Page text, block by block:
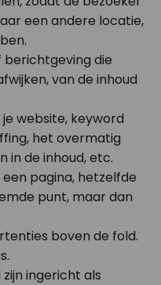
een andere locatie,
berichtgeving die
van de inhoud
website, keyword
het overmatig
in de inhoud, etc.
pagina, hetzelfde
punt, maar dan
boven de fold.
ingericht als